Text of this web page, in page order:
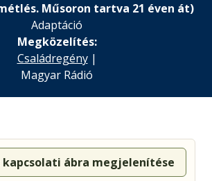
Műsoron tartva 21 éven át)
Adaptáció
Megközelítés:
Családregény|
Magyar Rádió
kapcsolati ábra megjelenítése